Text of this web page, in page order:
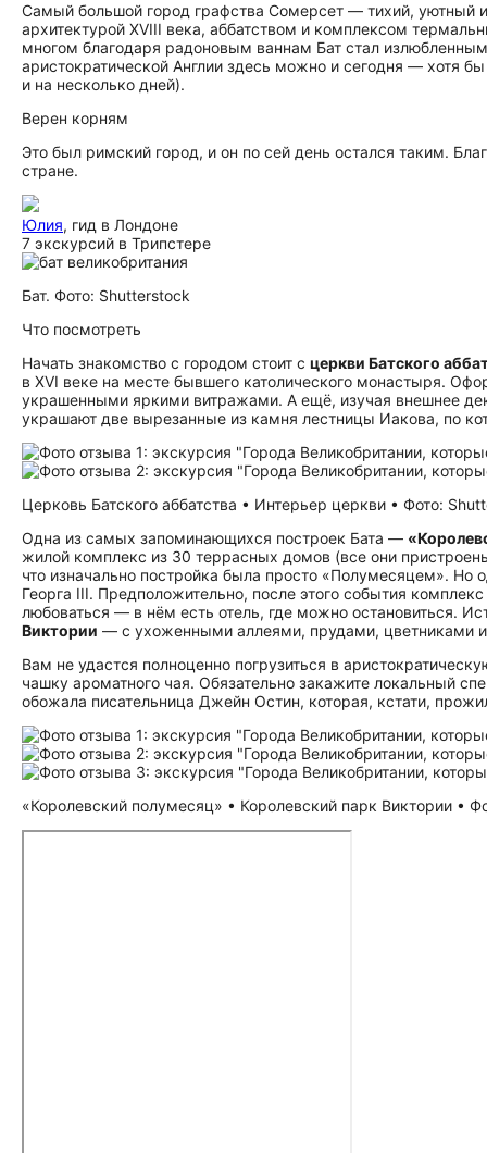
Самый большой город графства Сомерсет — тихий, уютный
архитектурой XVIII века, аббатством и комплексом
многом благодаря радоновым ваннам Бат стал
аристократической Англии здесь можно и сегодня — хотя
и на несколько дней).
Верен корням
Это был римский город, и он по сей день остался таким.
стране.
Юлия, гид в Лондоне
7 экскурсий в Трипстере
Бат. Фото: Shutterstock
Что посмотреть
Начать знакомство с городом стоит с церкви Батского
в XVI веке на месте бывшего католического монастыря.
украшенными яркими витражами. А ещё, изучая внешнее
украшают две вырезанные из камня лестницы Иакова, по
Церковь Батского аббатства • Интерьер церкви • Фото:
Одна из самых запоминающихся построек Бата —
жилой комплекс из 30 террасных домов (все они
что изначально постройка была просто «Полумесяцем».
Георга III. Предположительно, после этого события
любоваться — в нём есть отель, где можно остановиться.
Виктории — с ухоженными аллеями, прудами, цветниками
Вам не удастся полноценно погрузиться в
чашку ароматного чая. Обязательно закажите локальный
обожала писательница Джейн Остин, которая, кстати,
«Королевский полумесяц» • Королевский парк Виктории •